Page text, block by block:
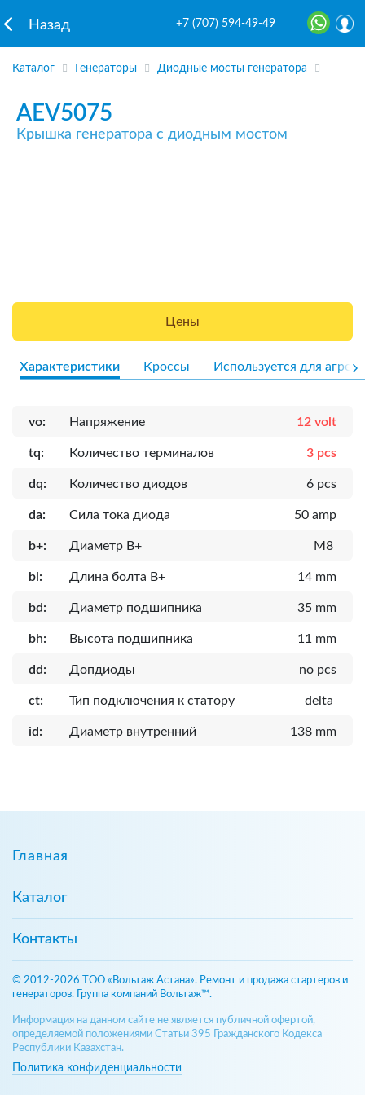
Назад +7 (707) 594-49-49
Каталог Генераторы Диодные мосты генератора
AEV5075
Крышка генератора с диодным мостом
Цены
Характеристики Кроссы Используется для
vo: Напряжение 12 volt
tq: Количество терминалов 3 pcs
dq: Количество диодов 6 pcs
da: Сила тока диода 50 amp
b+: Диаметр B+ M8
bl: Длина болта B+ 14 mm
bd: Диаметр подшипника 35 mm
bh: Высота подшипника 11 mm
dd: Допдиоды no pcs
ct: Тип подключения к статору delta
id: Диаметр внутренний 138 mm
Главная
Каталог
Контакты
© 2012-2026 ТОО «Вольтаж Астана». Ремонт и продажа стартеров и
генераторов. Группа компаний Вольтаж™.
Информация на данном сайте не является публичной офертой,
определяемой положениями Статьи 395 Гражданского Кодекса
Республики Казахстан.
Политика конфиденциальности